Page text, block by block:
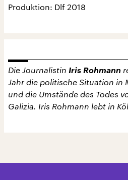
Produktion: Dlf 2018
Die Journalistin Iris Rohmann
Jahr die politische Situation in
und die Umstände des Todes
Galizia. Iris Rohmann lebt in